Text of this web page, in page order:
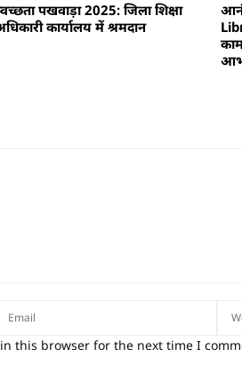
पखवाड़ा 2025: जिला शिक्षा
कार्यालय में श्रमदान
this browser for the next time I